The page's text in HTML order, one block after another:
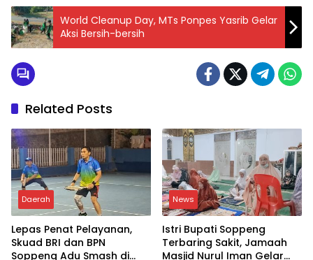
World Cleanup Day, MTs Ponpes Yasrib Gelar
Aksi Bersih-bersih
Related Posts
Daerah
Lepas Penat Pelayanan,
Skuad BRI dan BPN
Soppeng Adu Smash di
News
Istri Bupati Soppeng
Terbaring Sakit, Jamaah
Masjid Nurul Iman Gelar